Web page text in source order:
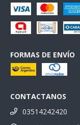
FORMAS DE ENVÍO
CONTACTANOS
03514242420